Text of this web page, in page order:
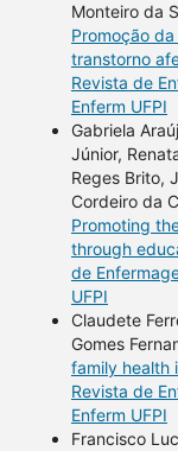
Monteiro da
Promoção
transtorno
Revista de
Enferm UFPI
Gabriela
Júnior,
Reges Brito,
Cordeiro da
Promoting
through
de
UFPI
Claudete
Gomes
family health
Revista de
Enferm UFPI
Francisco